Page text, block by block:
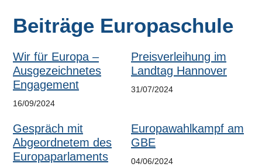
Beiträge Europaschule
Wir für Europa –
Ausgezeichnetes
Engagement
16/09/2024
Preisverleihung im
Landtag Hannover
31/07/2024
Gespräch mit
Abgeordnetem des
Europaparlaments
Europawahlkampf am
GBE
04/06/2024